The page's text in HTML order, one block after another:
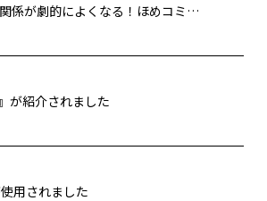
TOKYO FM「ビズスタ THE REAL WELLNESS」で『職場の人間関係が劇的によくなる！ほめコミュニケーション』が紹介されました
が紹介されました
用されました